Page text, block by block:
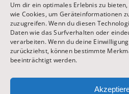
Um dir ein optimales Erlebnis zu
wie Cookies, um Geräteinformationen
zuzugreifen. Wenn du diesen
Daten wie das Surfverhalten oder
verarbeiten. Wenn du deine
zurückziehst, können bestimmte
beeinträchtigt werden.
Entertainment
Oktoberfest & Volksfeste
Zur Hauptseite